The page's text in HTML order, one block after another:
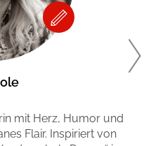
mit Herz, Humor und
Flair. Inspiriert von